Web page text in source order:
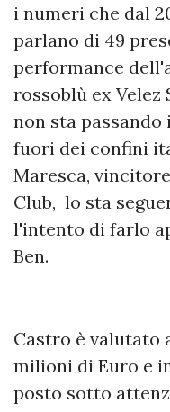
i numeri che dal
parlano di 49
performance
rossoblù ex Velez
non sta
fuori dei confini
Maresca,
Club, lo sta
l'intento di farlo
Ben.
Castro è valutato
milioni di Euro e
posto sotto